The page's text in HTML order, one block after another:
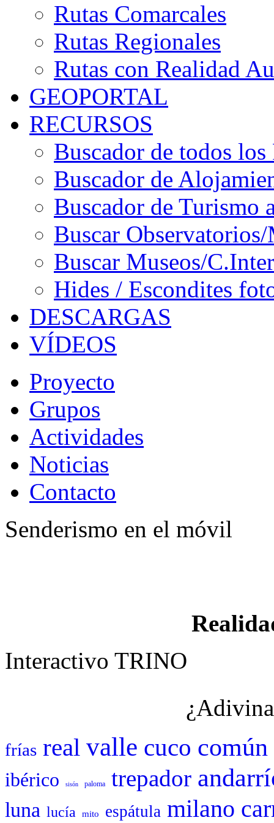
Rutas Comarcales
Rutas Regionales
Rutas con Realidad
GEOPORTAL
RECURSOS
Buscador de todos los
Buscador de
Buscador de Turismo
Buscar
Buscar Museos/
Hides / Escondites
DESCARGAS
VÍDEOS
Proyecto
Grupos
Actividades
Noticias
Contacto
Senderismo en el móvil
Interactivo TRINO
frías real valle cuco común
ibérico sisón paloma trepador
luna lucía mito espátula milano